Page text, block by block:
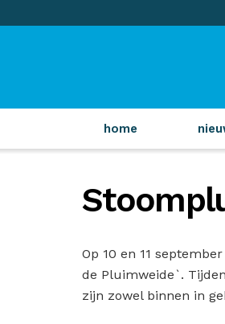
home
Op 10 en 11
de Pluimweide`.
zijn zowel binnen in